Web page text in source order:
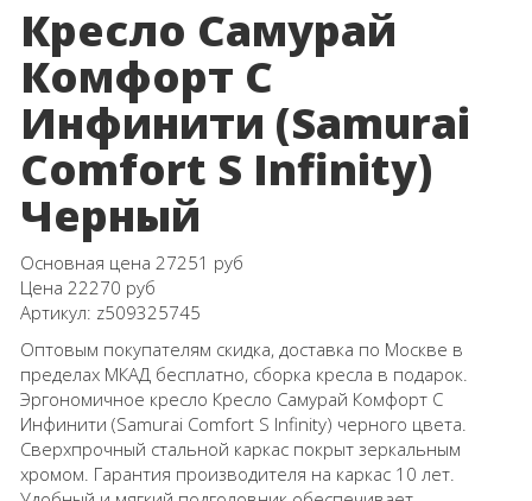
Кресло Самурай
Комфорт С
Инфинити (Samurai
Comfort S Infinity)
Черный
Основная цена 27251 руб
Цена 22270 руб
Артикул: z509325745
Оптовым покупателям скидка, доставка по Москве в
пределах МКАД бесплатно, сборка кресла в подарок.
Эргономичное кресло Кресло Самурай Комфорт С
Инфинити (Samurai Comfort S Infinity) черного цвета.
Сверхпрочный стальной каркас покрыт зеркальным
хромом. Гарантия производителя на каркас 10 лет.